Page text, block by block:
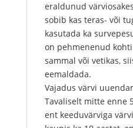
eraldunud
sobib kas teras- või
kasutada ka
on pehmenenud
sammal või vetikas,
eemaldada.
Vajadus värvi
Tavaliselt mitte enne
ent keeduvärviga